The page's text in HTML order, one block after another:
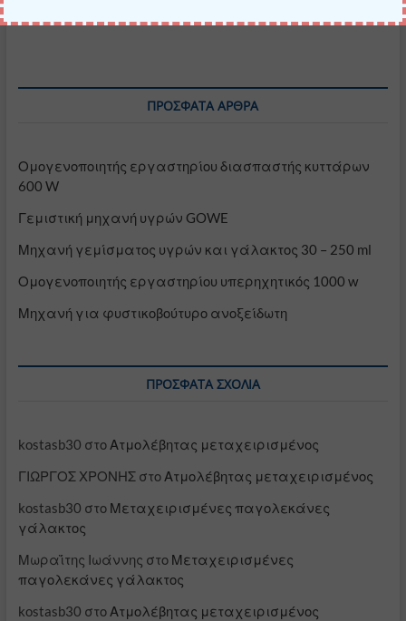
ΠΡΌΣΦΑΤΑ ΆΡΘΡΑ
Ομογενοποιητής εργαστηρίου διασπαστής κυττάρων
600 W
Γεμιστική μηχανή υγρών GOWE
Μηχανή γεμίσματος υγρών και γάλακτος 30 – 250 ml
Ομογενοποιητής εργαστηρίου υπερηχητικός 1000 w
Μηχανή για φυστικοβούτυρο ανοξείδωτη
ΠΡΌΣΦΑΤΑ ΣΧΌΛΙΑ
kostasb30 στο Ατμολέβητας μεταχειρισμένος
ΓΙΩΡΓΟΣ ΧΡΟΝΗΣστο Ατμολέβητας μεταχειρισμένος
kostasb30 στο Μεταχειρισμένες παγολεκάνες
γάλακτος
Μωραΐτης Ιωάννης στο Μεταχειρισμένες
παγολεκάνες γάλακτος
kostasb30 στο Ατμολέβητας μεταχειρισμένος